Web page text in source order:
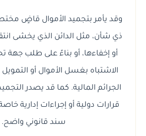
وقد يأمر بتجميد الأموال قاضٍ
ذي شأن، مثل الدائن الذي يخشى
أو إخفاءها، أو بناءً على طلب جهة
الاشتباه بغسل الأموال أو
الجرائم المالية. كما قد يصدر
قرارات دولية أو إجراءات إدارية
سند قانوني واضح.